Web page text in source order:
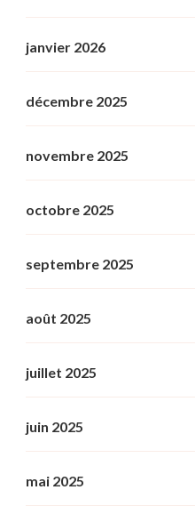
janvier 2026
décembre 2025
novembre 2025
octobre 2025
septembre 2025
août 2025
juillet 2025
juin 2025
mai 2025